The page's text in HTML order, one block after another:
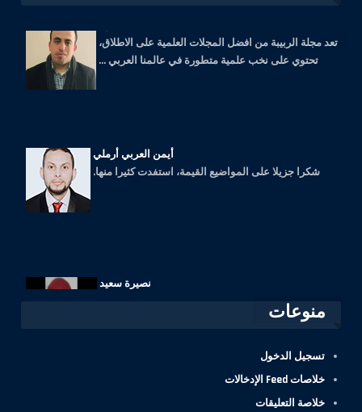
تعد مجلة الربيبة من افضل المجلات العلمية على الاطلاق،
تحتوي على نخب علمية متطورة في عالمنا العربي ...
شكرا جزيلا على المواضيع القيمة، استفدت كثيرا منها.
الربيئة مجلة جمعية العلماء المسلمين سليلة الشهاب
منوعات
تسجيل الدخول
خلاصات Feed الإدخالات
خلاصة التعليقات